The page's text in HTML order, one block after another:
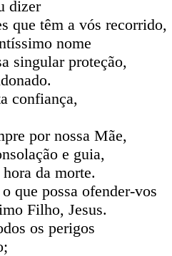
dizer
que têm a vós recorrido,
nome
singular proteção,
confiança,
por nossa Mãe,
e guia,
da morte.
que possa ofender-vos
Filho, Jesus.
os perigos